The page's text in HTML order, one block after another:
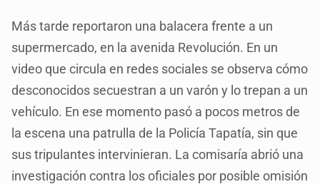
Más tarde reportaron una balacera frente a un
supermercado, en la avenida Revolución. En un
video que circula en redes sociales se observa cómo
desconocidos secuestran a un varón y lo trepan a un
vehículo. En ese momento pasó a pocos metros de
la escena una patrulla de la Policía Tapatía, sin que
sus tripulantes intervinieran. La comisaría abrió una
investigación contra los oficiales por posible omisión